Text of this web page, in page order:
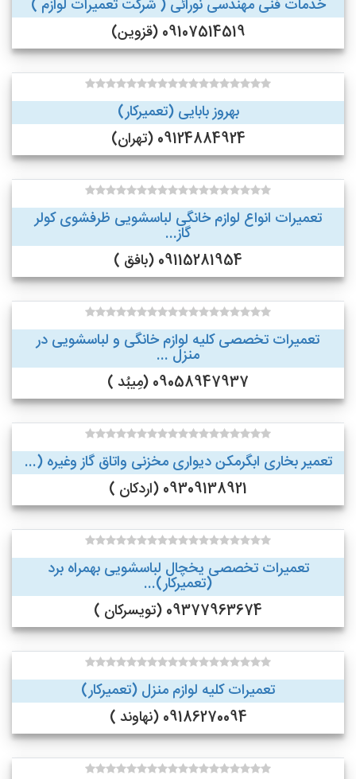
خدمات فنی مهندسی نورائی ( شرکت تعمیرات لوازم )
09107514519 (قزوین)
بهروز بابایی (تعمیرکار)
09124884924 (تهران)
تعمیرات انواع لوازم خانگی لباسشویی ظرفشوی کولر
گاز...
09115281954 (بافق )
تعمیرات تخصصی کلیه لوازم خانگی و لباسشویی در
منزل ...
09058947937 (مِیبُد )
تعمیر بخاری ابگرمکن دیواری مخزنی واتاق گاز وغیره (...
09309138921 (اردکان )
تعمیرات تخصصی یخچال لباسشویی بهمراه برد
(تعمیرکار)...
09377963674 (تویسرکان )
تعمیرات کلیه لوازم منزل (تعمیرکار)
09186270094 (نهاوند )